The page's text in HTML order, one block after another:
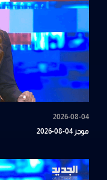
2026-08-04
موجز 04-08-2026